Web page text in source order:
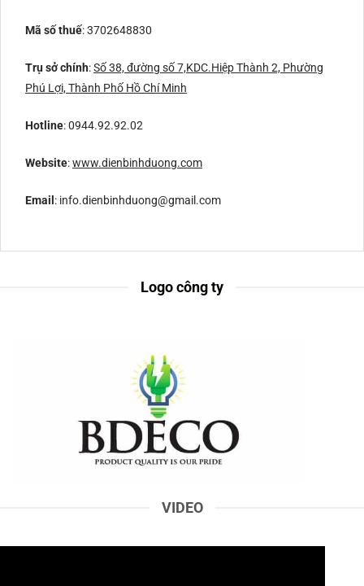
Mã số thuế: 3702648830
Trụ sở chính:Số 38, đường số 7,KDC.Hiệp Thành 2, Phường
Phú Lợi, Thành Phố Hồ Chí Minh
Hotline: 0944.92.92.02
Website:www.dienbinhduong.com
Email : info.dienbinhduong@gmail.com
Logo công ty
VIDEO